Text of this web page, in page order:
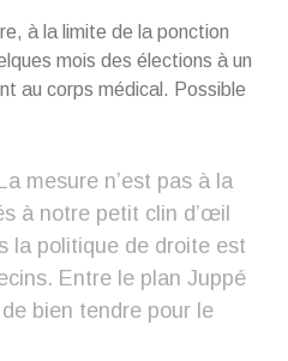
à la limite de la ponction
mois des élections à un
au corps médical. Possible
mesure n’est pas à la
à notre petit clin d’œil
la politique de droite est
Entre le plan Juppé
bien tendre pour le